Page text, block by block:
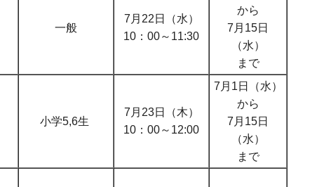
一般
7月22日（水）
10：00～11:30
から
7月15日
（水）
まで
小学5,6生
7月23日（木）
10：00～12:00
7月1日（水）
から
7月15日
（水）
まで